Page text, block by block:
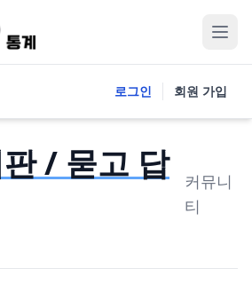
로그인 회원 가입
/ 묻고 답
커뮤니
티